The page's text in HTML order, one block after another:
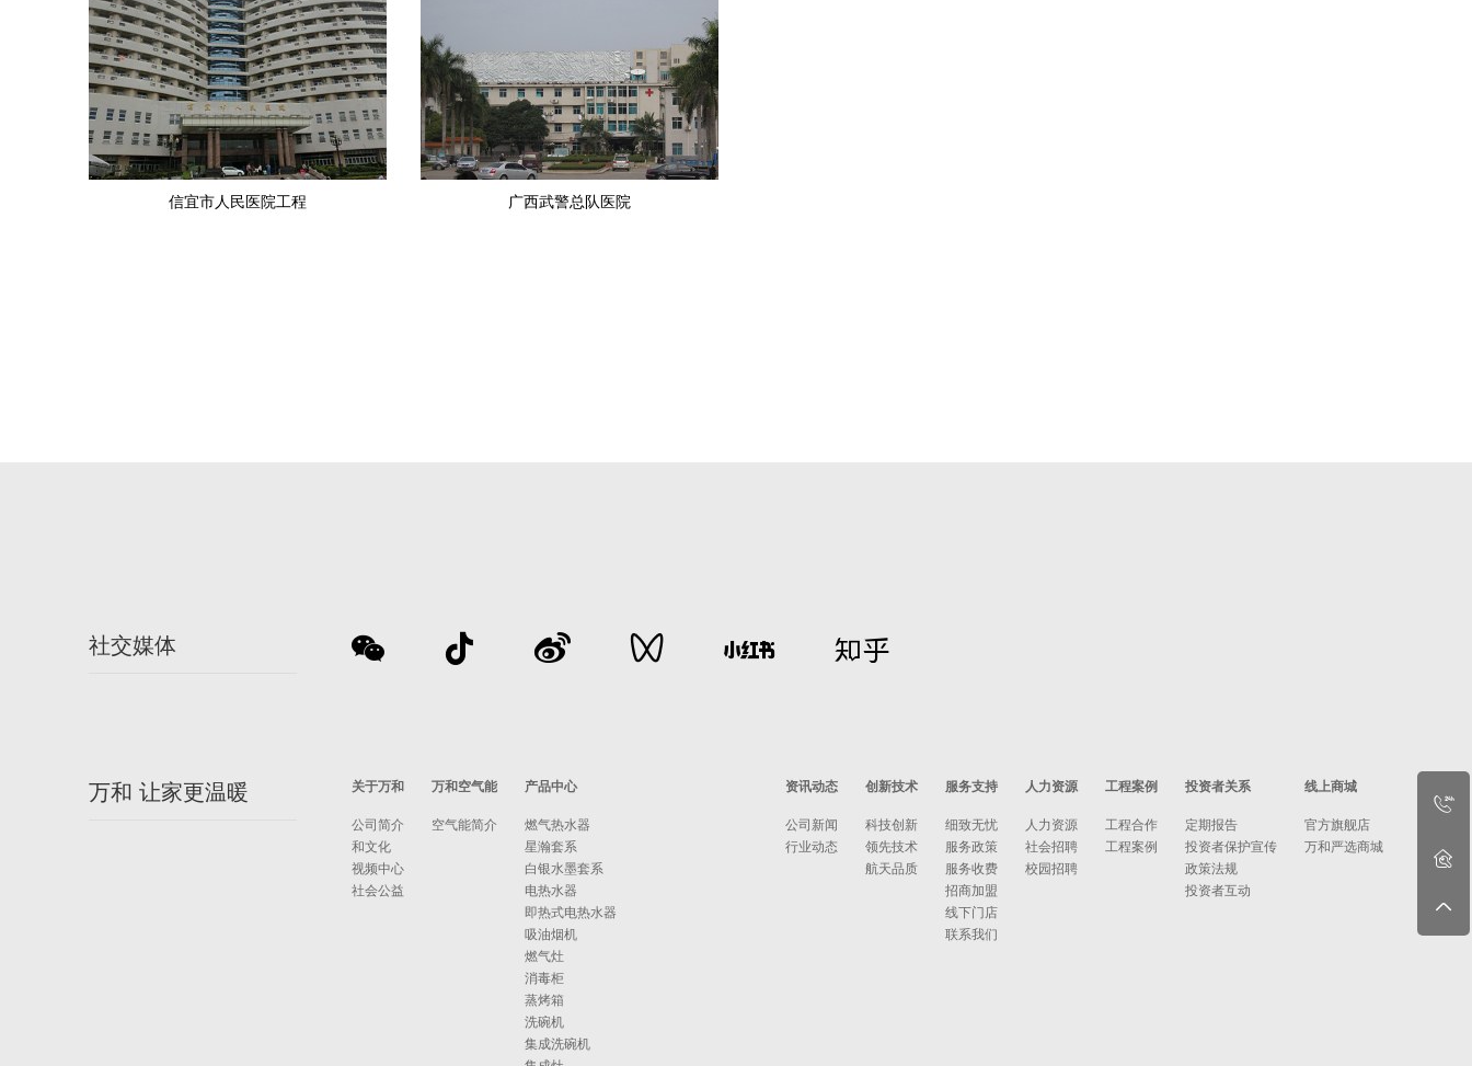
信宜市人民医院工程 广西武警总队医院
社交媒体
万和 让家更温暖 关于万和
公司简介
和文化
视频中心
社会公益
万和空气能
空气能简介
产品中心
燃气热水器
星瀚套系
白银水墨套系
电热水器
即热式电热水器
吸油烟机
燃气灶
消毒柜
蒸烤箱
洗碗机
集成洗碗机
资讯动态
公司新闻
行业动态
创新技术
科技创新
领先技术
航天品质
服务支持
细致无忧
服务政策
服务收费
招商加盟
线下门店
联系我们
人力资源
人力资源
社会招聘
校园招聘
工程案例
工程合作
工程案例
投资者关系
定期报告
投资者保护宣传
政策法规
投资者互动
线上商城
官方旗舰店
万和严选商城